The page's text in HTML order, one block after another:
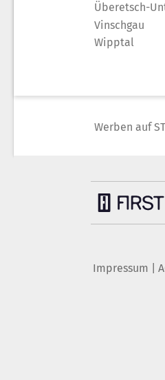
Überetsch-
Vinschgau
Wipptal
Werben auf
Impressum